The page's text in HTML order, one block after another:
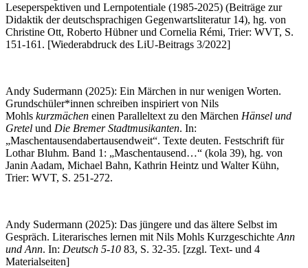
Leseperspektiven und Lernpotentiale (1985-2025) (Beiträge zur
Didaktik der deutschsprachigen Gegenwartsliteratur 14), hg. von
Christine Ott, Roberto Hübner und Cornelia Rémi, Trier: WVT, S.
151-161. [Wiederabdruck des LiU-Beitrags 3/2022]
Andy Sudermann (2025): Ein Märchen in nur wenigen Worten.
Grundschüler*innen schreiben inspiriert von Nils
Mohls kurzmächen einen Paralleltext zu den Märchen Hänsel und
Gretel und Die Bremer Stadtmusikanten. In:
„Maschentausendabertausendweit“. Texte deuten. Festschrift für
Lothar Bluhm. Band 1: „Maschentausend…“ (kola 39), hg. von
Janin Aadam, Michael Bahn, Kathrin Heintz und Walter Kühn,
Trier: WVT, S. 251-272.
Andy Sudermann (2025): Das jüngere und das ältere Selbst im
Gespräch. Literarisches lernen mit Nils Mohls Kurzgeschichte Ann
und Ann. In: Deutsch 5-10 83, S. 32-35. [zzgl. Text- und 4
Materialseiten]